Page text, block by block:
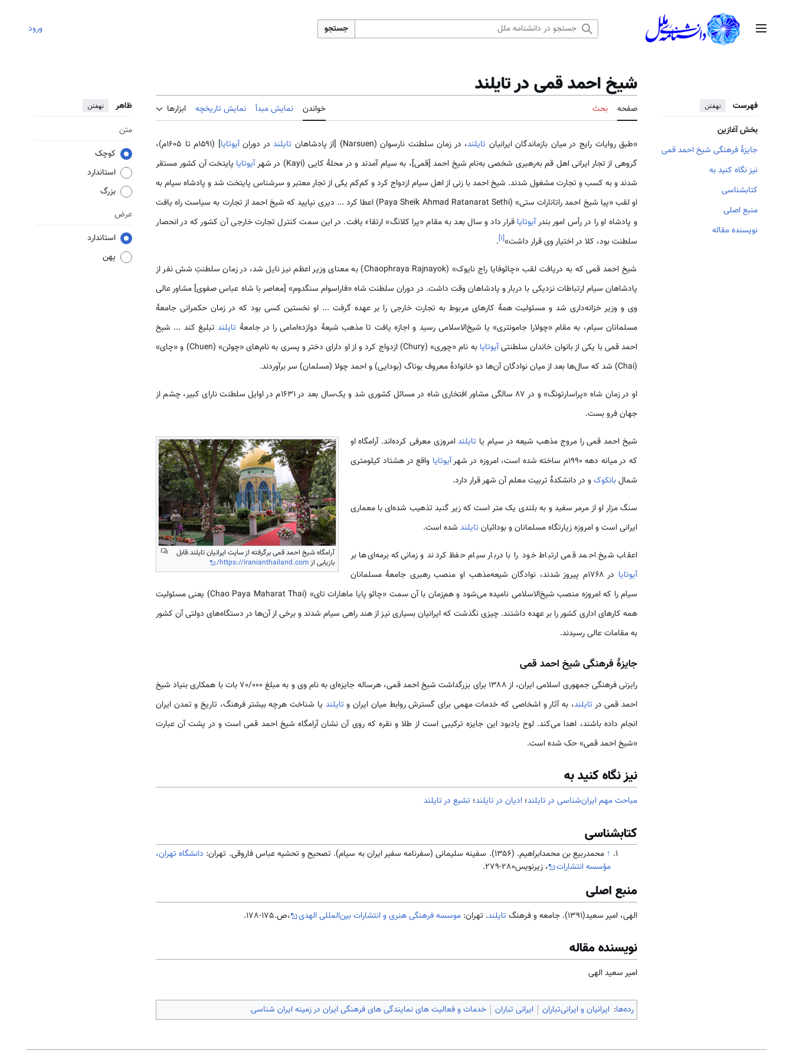
منوی اصلی جستجو ورود
فهرست نهفتن
بخش آغازین
جایزهٔ فرهنگی شیخ احمد قمی
نیز نگاه کنید به
کتابشناسی
منبع اصلی
نویسنده مقاله
شیخ احمد قمی در تایلند
صفحه بحث خواندن نمایش مبدأ نمایش تاریخچه ابزارها ظاهر نهفتن
متن
کوچک
استاندارد
بزرگ
عرض
استاندارد
پهن
«طبق روایات رایج در میان بازماندگان ایرانیان تایلند، در زمان سلطنت نارسوان (Narsuen) [از پادشاهان تایلنددر دورانآیوتایا
] (۱۵۹۱م تا ۱۶۰۵م)،
گروهی از تجار ایرانی اهل قم به‌رهبری شخصی به‌نام شیخ احمد [قمی]، به سیام آمدند و در محلهٔ کایی (Kayi) در شهر
آیوتایا پایتخت آن کشور مستقر
شدند و به کسب و تجارت مشغول شدند. شیخ احمد با زنی از اهل سیام ازدواج کرد و کم‌کم یکی از تجار معتبر و سرشناس پایتخت شد و پادشاه سیام به
او لقب «پیا شیخ احمد راتانارات ستی» (Paya Sheik Ahmad Ratanarat Sethi) اعطا کرد ... دیری نپایید که شیخ احمد از تجارت به سیاست راه یافت
و پادشاه او را در رأس امور بندرآیوتایا قرار داد و سال بعد به مقام «پرا کلانگ» ارتقاء یافت. در این سمت کنترل تجارت خارجی آن کشور که در انحصار
سلطنت بود، کلا در اختیار وی قرار داشت»[۱]
.
شیخ احمد قمی که به دریافت لقب «چائوفایا راج نایوک» (Chaophraya Rajnayok) به معنای وزیر اعظم نیز نایل شد، در زمان سلطنتِ شش نفر از
پادشاهان سیام ارتباطات نزدیکی با دربار و پادشاهان وقت داشت. در دوران سلطنت شاه «فاراسوام سنگدوم» [معاصر با شاه عباس صفوی] مشاور عالی
وی و وزیر خزانه‌داری شد و مسئولیت همهٔ کارهای مربوط به تجارت خارجی را بر عهده گرفت ... او نخستین کسی بود که در زمان حکمرانی جامعهٔ
مسلمانان سیام، به مقام «چولارا جامونتری» یا شیخ‌الاسلامی رسید و اجازه یافت تا مذهب شیعهٔ دوازده‌امامی را در جامعهٔ تایلندتبلیغ کند ... شیخ
احمد قمی با یکی از بانوان خاندان سلطنتیآیوتایا
به نام «چوری» (Chury) ازدواج کرد و از او دارای دختر و پسری به نام‌های «چوئن» (Chuen) و «چای»
(Chai) شد که سال‌ها بعد از میان نوادگان آن‌ها دو خانوادهٔ معروف بوناگ (بودایی) و احمد چولا (مسلمان) سر برآوردند.
او در زمان شاه «پراسارتونگ» و در ۸۷ سالگی مشاور افتخاری شاه در مسائل کشوری شد و یک‌سال بعد در ۱۶۳۱م در اوایل سلطنت نارای کبیر، چشم از
جهان فرو بست.
آرامگاه شیخ احمد قمی برگرفته از سایت ایرانیان تایلند.قابل
بازیابی از https://iranianthailand.com/
شیخ احمد قمی را مروج مذهب شیعه در سیام یا تایلندامروزی معرفی کرده‌اند. آرامگاه او
که در میانه دهه ۱۹۹۰م ساخته شده است، امروزه در شهر
آیوتایا واقع در هشتاد کیلومتری
شمالبانکوکو در دانشکدهٔ تربیت معلم آن شهر قرار دارد.
سنگ مزار او از مرمر سفید و به بلندی یک متر است که زیر گنبد تذهیب شده‌ای با معماری
ایرانی است و امروزه زیارتگاه مسلمانان و بودائیان تایلند شده است.
اعقاب شیخ احمد قمی ارتباط خود را با دربار سیام حفظ کردند و زمانی‌که برمه‌ای‌ها بر
آیوتایا
در ۱۷۶۸م پیروز شدند، نوادگان شیعه‌مذهب او منصب رهبری جامعهٔ مسلمانان
سیام را که امروزه منصب شیخ‌الاسلامی نامیده می‌شود و هم‌زمان با آن سمت «چائو پایا ماهارات تای» (Chao Paya Maharat Thai) یعنی مسئولیت
همه کارهای اداری کشور را بر عهده داشتند. چیزی نگذشت که ایرانیان بسیاری نیز از هند راهی سیام شدند و برخی از آن‌ها در دستگاه‌های دولتی آن کشور
به مقامات عالی رسیدند.
جایزهٔ فرهنگی شیخ احمد قمی
رایزنی فرهنگی جمهوری اسلامی ایران، از ۱۳۸۸ برای بزرگداشت شیخ احمد قمی، هرساله جایزه‌ای به نام وی و به مبلغ 70/000 بات با همکاری بنیاد شیخ
احمد قمی در تایلند، به آثار و اشخاصی که خدمات مهمی برای گسترش روابط میان ایران و تایلند یا شناخت هرچه بیشتر فرهنگ، تاریخ و تمدن ایران
انجام داده باشند، اهدا می‌کند. لوح یادبود این جایزه ترکیبی است از طلا و نقره که روی آن نشان آرامگاه شیخ احمد قمی است و در پشت آن عبارت
«شیخ احمد قمی» حک شده است.
نیز نگاه کنید به
مباحث مهم ایران‌شناسی در تایلند؛ ادیان در تایلند؛ تشیع در تایلند
کتابشناسی
↑ محمدربیع بن محمدابراهیم. (۱۳۵۶). سفینه سلیمانی (سفرنامه سفیر ایران به سیام). تصحیح و تحشیه عباس فاروقی. تهران:
دانشگاه تهران،
مؤسسه انتشارات
، زیرنویس280-279.
منبع اصلی
الهی، امیر سعید(1391). جامعه و فرهنگ تایلند. تهران: موسسه فرهنگی هنری و انتشارات بین‌المللی الهدی ،ص.175-178.
نویسنده مقاله
امیر سعید الهی
رده‌ها: ایرانیان و ایرانی‌تباران ایرانی تباران خدمات و فعالیت های نمایندگی های فرهنگی ایران در زمینه ایران شناسی